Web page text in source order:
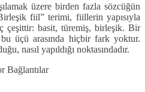
üzere birden fazla sözcüğün
fiil” terimi, fiillerin yapısıyla
çeşittir: basit, türemiş, birleşik. Bir
bu üçü arasında hiçbir fark yoktur.
nasıl yapıldığı noktasındadır.
Bağlantılar